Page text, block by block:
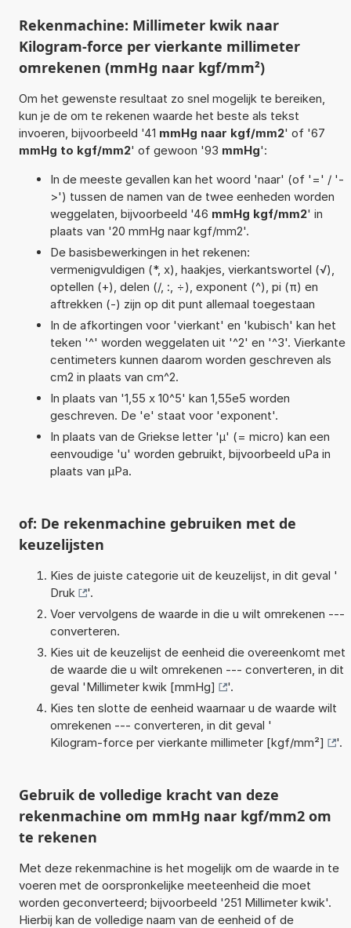
Rekenmachine: Millimeter kwik naar
Kilogram-force per vierkante millimeter
omrekenen (mmHg naar kgf/mm²)
Om het gewenste resultaat zo snel mogelijk te bereiken,
kun je de om te rekenen waarde het beste als tekst
invoeren, bijvoorbeeld '41 mmHg naar kgf/mm2' of '67
mmHg to kgf/mm2' of gewoon '93 mmHg':
In de meeste gevallen kan het woord 'naar' (of '=' / '-
>') tussen de namen van de twee eenheden worden
weggelaten, bijvoorbeeld '46 mmHg kgf/mm2' in
plaats van '20 mmHg naar kgf/mm2'.
De basisbewerkingen in het rekenen:
vermenigvuldigen (*, x), haakjes, vierkantswortel (√),
optellen (+), delen (/, :, ÷), exponent (^), pi (π) en
aftrekken (-) zijn op dit punt allemaal toegestaan
In de afkortingen voor 'vierkant' en 'kubisch' kan het
teken '^' worden weggelaten uit '^2' en '^3'. Vierkante
centimeters kunnen daarom worden geschreven als
cm2 in plaats van cm^2.
In plaats van '1,55 x 10^5' kan 1,55e5 worden
geschreven. De 'e' staat voor 'exponent'.
In plaats van de Griekse letter 'µ' (= micro) kan een
eenvoudige 'u' worden gebruikt, bijvoorbeeld uPa in
plaats van µPa.
of: De rekenmachine gebruiken met de
keuzelijsten
Kies de juiste categorie uit de keuzelijst, in dit geval '
Druk
'.
Voer vervolgens de waarde in die u wilt omrekenen ---
converteren.
Kies uit de keuzelijst de eenheid die overeenkomt met
de waarde die u wilt omrekenen --- converteren, in dit
geval 'Millimeter kwik [mmHg]
'.
Kies ten slotte de eenheid waarnaar u de waarde wilt
omrekenen --- converteren, in dit geval '
Kilogram-force per vierkante millimeter [kgf/mm²]
'.
Gebruik de volledige kracht van deze
rekenmachine om mmHg naar kgf/mm2 om
te rekenen
Met deze rekenmachine is het mogelijk om de waarde in te
voeren met de oorspronkelijke meeteenheid die moet
worden geconverteerd; bijvoorbeeld '251 Millimeter kwik'.
Hierbij kan de volledige naam van de eenheid of de